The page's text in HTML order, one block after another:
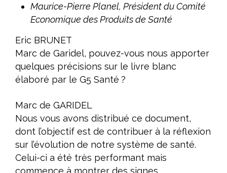
Maurice-Pierre Planel, Président du Comité
Economique des Produits de Santé
Eric BRUNET
Marc de Garidel, pouvez-vous nous apporter
quelques précisions sur le livre blanc
élaboré par le G5 Santé ?
Marc de GARIDEL
Nous vous avons distribué ce document,
dont l’objectif est de contribuer à la réflexion
sur l’évolution de notre système de santé.
Celui-ci a été très performant mais
commence à montrer des signes